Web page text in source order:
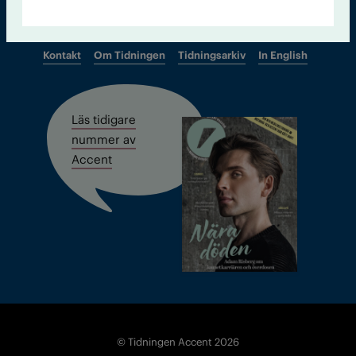
Kontakt Om Tidningen Tidningsarkiv In English
Läs tidigare
nummer av
Accent
© Tidningen Accent 2026